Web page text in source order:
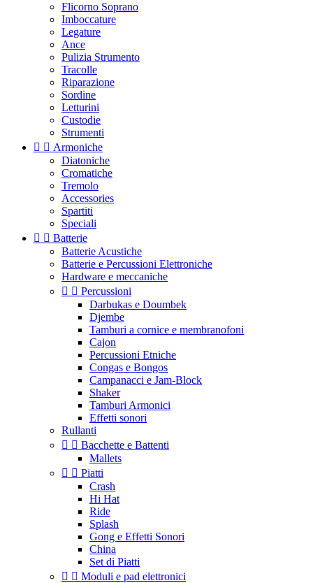
Flicorno Soprano
Imboccature
Legature
Ance
Pulizia Strumento
Tracolle
Riparazione
Sordine
Letturini
Custodie
Strumenti
  Armoniche
Diatoniche
Cromatiche
Tremolo
Accessories
Spartiti
Speciali
  Batterie
Batterie Acustiche
Batterie e Percussioni Elettroniche
Hardware e meccaniche
  Percussioni
Darbukas e Doumbek
Djembe
Tamburi a cornice e membranofoni
Cajon
Percussioni Etniche
Congas e Bongos
Campanacci e Jam-Block
Shaker
Tamburi Armonici
Effetti sonori
Rullanti
  Bacchette e Battenti
Mallets
  Piatti
Crash
Hi Hat
Ride
Splash
Gong e Effetti Sonori
China
Set di Piatti
  Moduli e pad elettronici